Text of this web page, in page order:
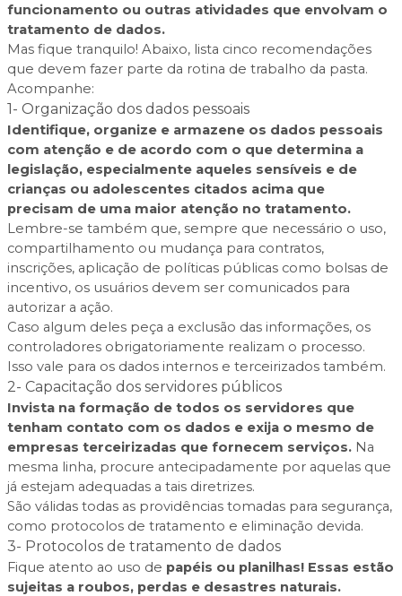
funcionamento ou outras atividades que envolvam o
tratamento de dados.
Mas fique tranquilo! Abaixo, lista cinco recomendações
que devem fazer parte da rotina de trabalho da pasta.
Acompanhe:
1- Organização dos dados pessoais
Identifique, organize e armazene os dados pessoais
com atenção e de acordo com o que determina a
legislação, especialmente aqueles sensíveis e de
crianças ou adolescentes citados acima que
precisam de uma maior atenção no tratamento.
Lembre-se também que, sempre que necessário o uso,
compartilhamento ou mudança para contratos,
inscrições, aplicação de políticas públicas como bolsas de
incentivo, os usuários devem ser comunicados para
autorizar a ação.
Caso algum deles peça a exclusão das informações, os
controladores obrigatoriamente realizam o processo.
Isso vale para os dados internos e terceirizados também.
2- Capacitação dos servidores públicos
Invista na formação de todos os servidores que
tenham contato com os dados e exija o mesmo de
empresas terceirizadas que fornecem serviços. Na
mesma linha, procure antecipadamente por aquelas que
já estejam adequadas a tais diretrizes.
São válidas todas as providências tomadas para segurança,
como protocolos de tratamento e eliminação devida.
3- Protocolos de tratamento de dados
Fique atento ao uso de papéis ou planilhas! Essas estão
sujeitas a roubos, perdas e desastres naturais.